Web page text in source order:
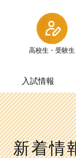
高校生・受験生
入試情報
新着情